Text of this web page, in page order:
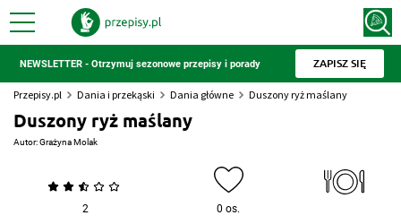
NEWSLETTER - Otrzymuj sezonowe przepisy i porady ZAPISZ SIĘ
Przepisy.pl Dania i przekąski Dania główne Duszony ryż maślany
Duszony ryż maślany
Autor:Grażyna Molak
2 0 os.